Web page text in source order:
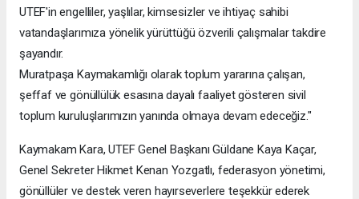
UTEF'in engelliler, yaşlılar, kimsesizler ve ihtiyaç sahibi
vatandaşlarımıza yönelik yürüttüğü özverili çalışmalar takdire
şayandır.
Muratpaşa Kaymakamlığı olarak toplum yararına çalışan,
şeffaf ve gönüllülük esasına dayalı faaliyet gösteren sivil
toplum kuruluşlarımızın yanında olmaya devam edeceğiz."
Kaymakam Kara, UTEF Genel Başkanı Güldane Kaya Kaçar,
Genel Sekreter Hikmet Kenan Yozgatlı, federasyon yönetimi,
gönüllüler ve destek veren hayırseverlere teşekkür ederek